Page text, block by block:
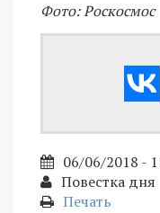
Фото: Роскосмос
06/06/2018 -
Повестка дня
Печать